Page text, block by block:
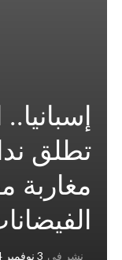
تطلق
مغاربة
نشر في 3 نوفمبر 2024 الساعة 22 و 27 دقيقة